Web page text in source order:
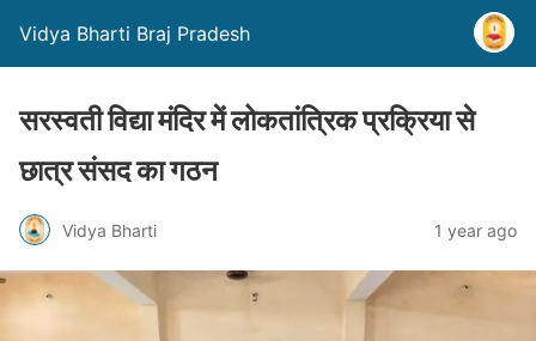
Vidya Bharti Braj Pradesh
सरस्वती विद्या मंदिर में लोकतांत्रिक प्रक्रिया से
छात्र संसद का गठन
Vidya Bharti 1 year ago